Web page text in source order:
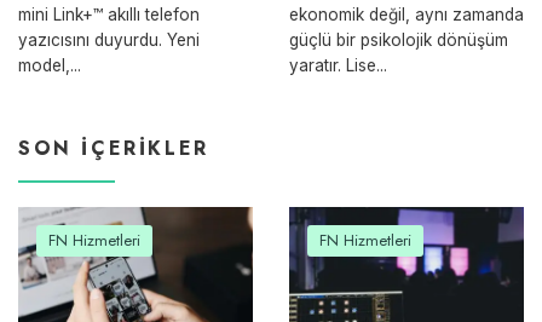
mini Link+™ akıllı telefon
yazıcısını duyurdu. Yeni
model, ...
ekonomik değil, aynı zamanda
güçlü bir psikolojik dönüşüm
yaratır. Lise...
SON İÇERIKLER
FN Hizmetleri FN Hizmetleri